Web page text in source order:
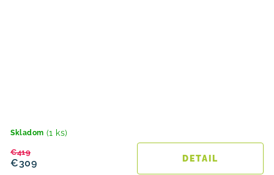
Skladom (1 ks)
€309
€419
DETAIL